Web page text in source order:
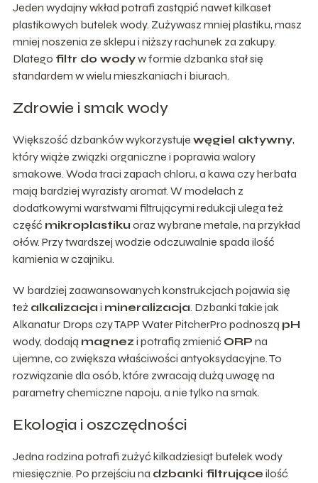
Jeden wydajny wkład potrafi zastąpić nawet kilkaset
plastikowych butelek wody. Zużywasz mniej plastiku, masz
mniej noszenia ze sklepu i niższy rachunek za zakupy.
Dlatego filtr do wodyw formie dzbanka stał się
standardem w wielu mieszkaniach i biurach.
Zdrowie i smak wody
Większość dzbanków wykorzystuje węgiel aktywny,
który wiąże związki organiczne i poprawia walory
smakowe. Woda traci zapach chloru, a kawa czy herbata
mają bardziej wyrazisty aromat. W modelach z
dodatkowymi warstwami filtrującymi redukcji ulega też
część mikroplastiku oraz wybrane metale, na przykład
ołów. Przy twardszej wodzie odczuwalnie spada ilość
kamienia w czajniku.
W bardziej zaawansowanych konstrukcjach pojawia się
też alkalizacja i mineralizacja. Dzbanki takie jak
Alkanatur Drops czy TAPP Water PitcherPro podnoszą pH
wody, dodają magnez i potrafią zmienić ORP na
ujemne, co zwiększa właściwości antyoksydacyjne. To
rozwiązanie dla osób, które zwracają dużą uwagę na
parametry chemiczne napoju, a nie tylko na smak.
Ekologia i oszczędności
Jedna rodzina potrafi zużyć kilkadziesiąt butelek wody
miesięcznie. Po przejściu na dzbanki filtrujące ilość